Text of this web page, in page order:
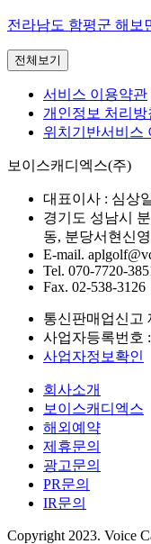
전라남도 함평군 해보
전체보기
서비스 이용약관
개인정보 처리방
위치기반서비스
보이스캐디엑스(주)
대표이사 : 심상
경기도 성남시
동, 분당서현신
E-mail.
Tel. 070-7720-
Fax. 02-538-3126
통신판매업신고
사업자등록번호 :
사업자정보확인
회사소개
보이스캐디엑스
해외예약
제휴문의
광고문의
PR문의
IR문의
Copyright 2023. Voice